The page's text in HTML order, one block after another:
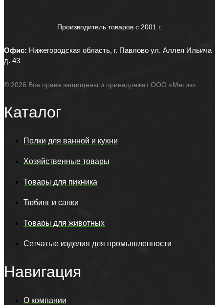
Производитель товаров c 2001 г.
Офис: Нижегородская область, г. Павлово ул. Аллея Ильича
д. 43
© 2026 Все права защищены и принадлежат ООО «Метиз»
Каталог
Полки для ванной и кухни
Хозяйственные товары
Товары для пикника
Тюбинг и санки
Товары для животных
Сетчатые изделия для промышленности
Навигация
О компании